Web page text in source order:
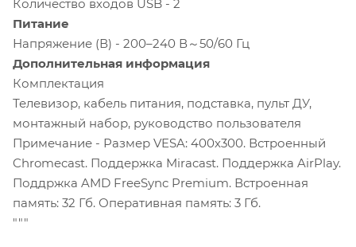
Количество входов USB - 2
Питание
Напряжение (В) - 200–240 В～50/60 Гц
Дополнительная информация
Комплектация
Телевизор, кабель питания, подставка, пульт ДУ,
монтажный набор, руководство пользователя
Примечание - Размер VESA: 400х300. Встроенный
Chromecast. Поддержка Miracast. Поддержка AirPlay.
Поддржка AMD FreeSync Premium. Встроенная
память: 32 Гб. Оперативная память: 3 Гб.
"""